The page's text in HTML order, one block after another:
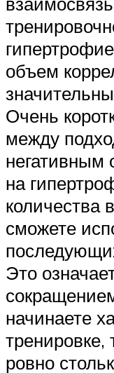
объем
Очень
между
негативным
на
количества
сможете
Это
начинаете
ровно